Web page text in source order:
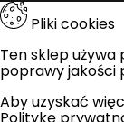
Pliki cookies
Ten sklep używa
poprawy jakości
Aby uzyskać